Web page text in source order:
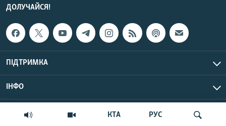
КТА РУС
ДОЛУЧАЙСЯ!
ПІДТРИМКА
ІНФО
© Крим.Реалії, 2026 | Усі права застережено.